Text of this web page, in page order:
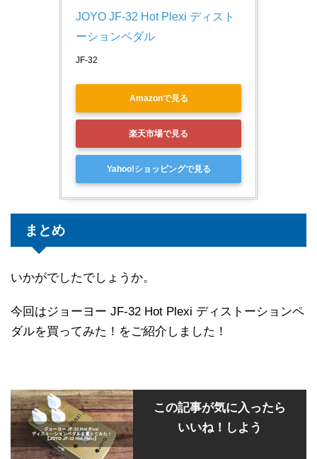
JOYO JF-32 Hot Plexi ディスト
ーションペダル
JF-32
Amazonで見る
楽天市場で見る
Yahoo!ショッピングで見る
まとめ
いかがでしたでしょうか。
今回はジョーヨー JF-32 Hot Plexi ディストーションペ
ダルを買ってみた！をご紹介しました！
この記事が気に入ったら
いいね！しよう